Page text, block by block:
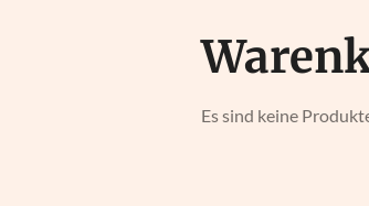
Es sind keine